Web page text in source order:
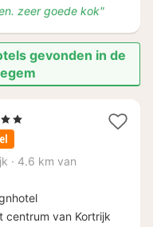
zeer goede kok"
gevonden in de
· 4.6 km van
centrum van Kortrijk